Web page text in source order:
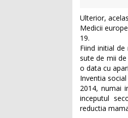
Ulterior,
Medicii
19.
Fiind initial
sute de mii
o data cu
Inventia
2014, numai
inceputul
reductia